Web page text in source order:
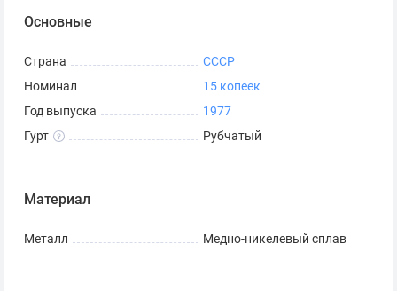
Основные
Страна
СССР
Номинал
15 копеек
Год выпуска
1977
Гурт
Рубчатый
Материал
Металл Медно-никелевый сплав